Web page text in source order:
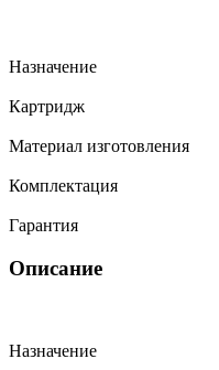
Назначение для
Картридж
Материал
Комплектация
Гарантия 5
Описание
Назначение для